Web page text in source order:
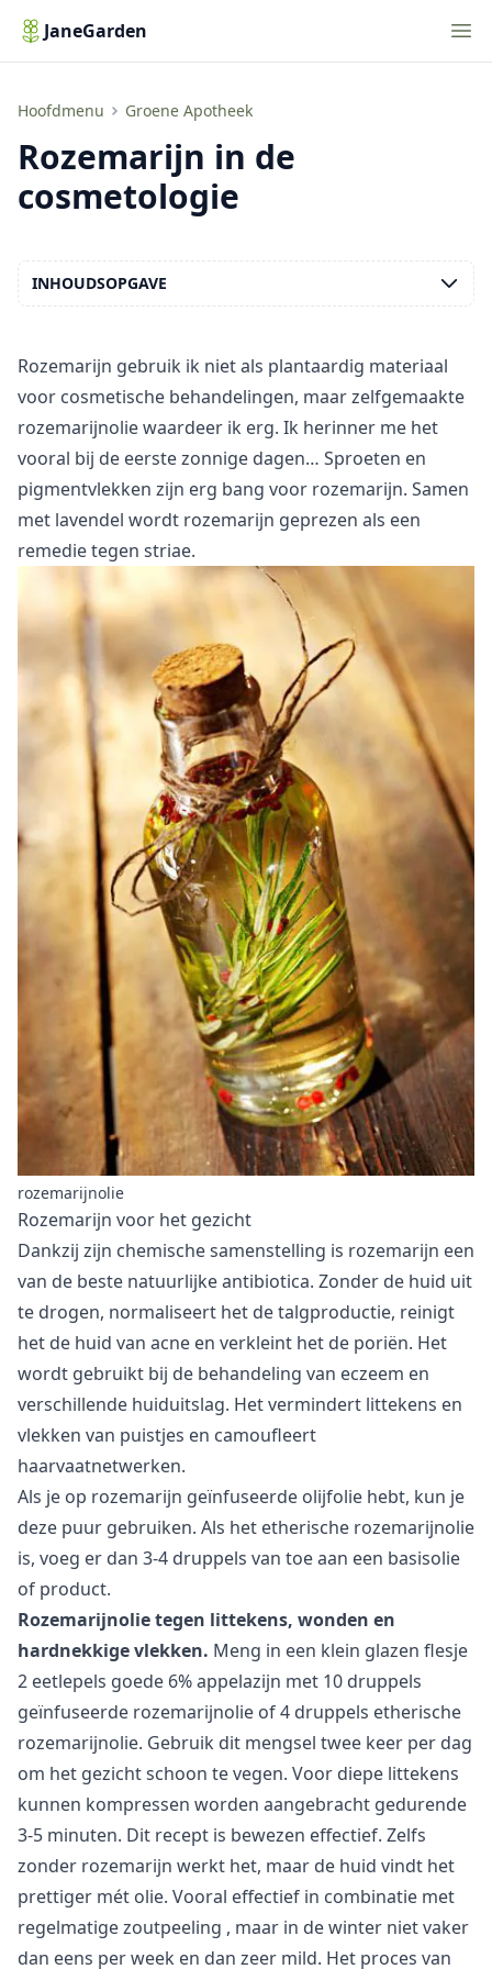
JaneGarden
Hoofdmenu Groene Apotheek
Rozemarijn in de cosmetologie
Rozemarijn in de
cosmetologie
Rozemarijn gebruik ik niet als plantaardig materiaal
voor cosmetische behandelingen, maar zelfgemaakte
rozemarijnolie waardeer ik erg. Ik herinner me het
vooral bij de eerste zonnige dagen… Sproeten en
pigmentvlekken zijn erg bang voor rozemarijn. Samen
met lavendel wordt rozemarijn geprezen als een
remedie tegen striae.
rozemarijnolie
Rozemarijn voor het gezicht
Dankzij zijn chemische samenstelling is rozemarijn een
van de beste natuurlijke antibiotica. Zonder de huid uit
te drogen, normaliseert het de talgproductie, reinigt
het de huid van acne en verkleint het de poriën. Het
wordt gebruikt bij de behandeling van eczeem en
verschillende huiduitslag. Het vermindert littekens en
vlekken van puistjes en camoufleert
haarvaatnetwerken.
Als je op rozemarijn geïnfuseerde olijfolie hebt, kun je
deze puur gebruiken. Als het etherische rozemarijnolie
is, voeg er dan 3-4 druppels van toe aan een basisolie
of product.
Rozemarijnolie tegen littekens, wonden en
hardnekkige vlekken. Meng in een klein glazen flesje
2 eetlepels goede 6% appelazijn met 10 druppels
geïnfuseerde rozemarijnolie of 4 druppels etherische
rozemarijnolie. Gebruik dit mengsel twee keer per dag
om het gezicht schoon te vegen. Voor diepe littekens
kunnen kompressen worden aangebracht gedurende
3-5 minuten. Dit recept is bewezen effectief. Zelfs
zonder rozemarijn werkt het, maar de huid vindt het
prettiger mét olie. Vooral effectief in combinatie met
regelmatigezoutpeeling , maar in de winter niet vaker
dan eens per week en dan zeer mild. Het proces van
INHOUDSOPGAVE